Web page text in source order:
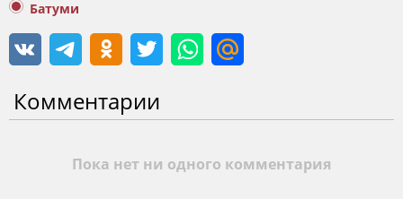
Батуми
Комментарии
Пока нет ни одного комментария